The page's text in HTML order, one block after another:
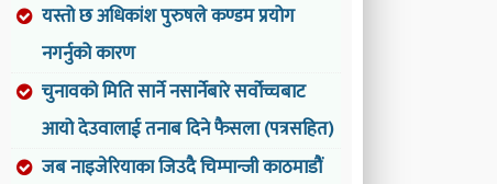
यस्तो छ अधिकांश पुरुषले कण्डम प्रयोग
नगर्नुको कारण
चुनावको मिति सार्ने नसार्नेबारे सर्वोच्चबाट
आयो देउवालाई तनाब दिने फैसला (पत्रसहित)
जब नाइजेरियाका जिउदै चिम्पान्जी काठमाडौं